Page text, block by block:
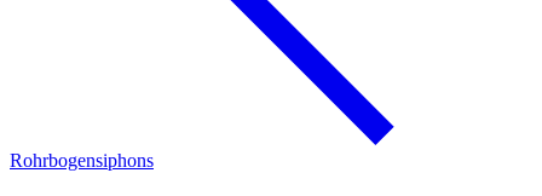
Rohrbogensiphons